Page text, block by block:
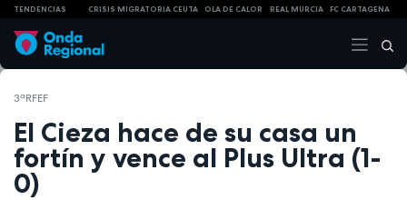
TENDENCIAS CRISIS MIGRATORIA CEUTA OLA DE CALOR REAL MURCIA FC CARTAGENA
3ªRFEF
El Cieza hace de su casa un
fortín y vence al Plus Ultra (1-
0)